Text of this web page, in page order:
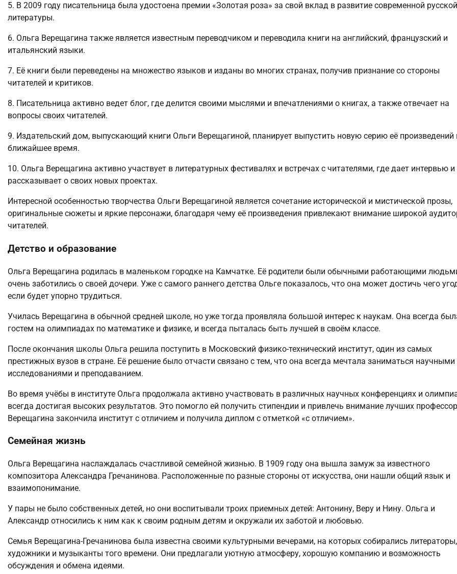
5. В 2009 году писательница была удостоена премии «Золотая роза» за свой вклад в развитие современной русской
литературы.
6. Ольга Верещагина также является известным переводчиком и переводила книги на английский, французский и
итальянский языки.
7. Её книги были переведены на множество языков и изданы во многих странах, получив признание со стороны
читателей и критиков.
8. Писательница активно ведет блог, где делится своими мыслями и впечатлениями о книгах, а также отвечает на
вопросы своих читателей.
9. Издательский дом, выпускающий книги Ольги Верещагиной, планирует выпустить новую серию её произведений
ближайшее время.
10. Ольга Верещагина активно участвует в литературных фестивалях и встречах с читателями, где дает интервью и
рассказывает о своих новых проектах.
Интересной особенностью творчества Ольги Верещагиной является сочетание исторической и мистической прозы,
оригинальные сюжеты и яркие персонажи, благодаря чему её произведения привлекают внимание широкой
читателей.
Детство и образование
Ольга Верещагина родилась в маленьком городке на Камчатке. Её родители были обычными работающими
очень заботились о своей дочери. Уже с самого раннего детства Ольге показалось, что она может достичь чего
если будет упорно трудиться.
Училась Верещагина в обычной средней школе, но уже тогда проявляла большой интерес к наукам. Она всегда
гостем на олимпиадах по математике и физике, и всегда пыталась быть лучшей в своём классе.
После окончания школы Ольга решила поступить в Московский физико-технический институт, один из самых
престижных вузов в стране. Её решение было отчасти связано с тем, что она всегда мечтала заниматься научными
исследованиями и преподаванием.
Во время учёбы в институте Ольга продолжала активно участвовать в различных научных конференциях и
всегда достигая высоких результатов. Это помогло ей получить стипендии и привлечь внимание лучших
Верещагина закончила институт с отличием и получила диплом с отметкой «с отличием».
Семейная жизнь
Ольга Верещагина наслаждалась счастливой семейной жизнью. В 1909 году она вышла замуж за известного
композитора Александра Гречанинова. Расположенные по разные стороны от искусства, они нашли общий язык и
взаимопонимание.
У пары не было собственных детей, но они воспитывали троих приемных детей: Антонину, Веру и Нину. Ольга и
Александр относились к ним как к своим родным детям и окружали их заботой и любовью.
Семья Верещагина-Гречанинова была известна своими культурными вечерами, на которых собирались литераторы,
художники и музыканты того времени. Они предлагали уютную атмосферу, хорошую компанию и возможность
обсуждения и обмена идеями.